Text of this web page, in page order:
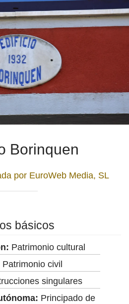
Borinquen
por EuroWeb Media, SL
básicos
Patrimonio cultural
Patrimonio civil
singulares
Principado de